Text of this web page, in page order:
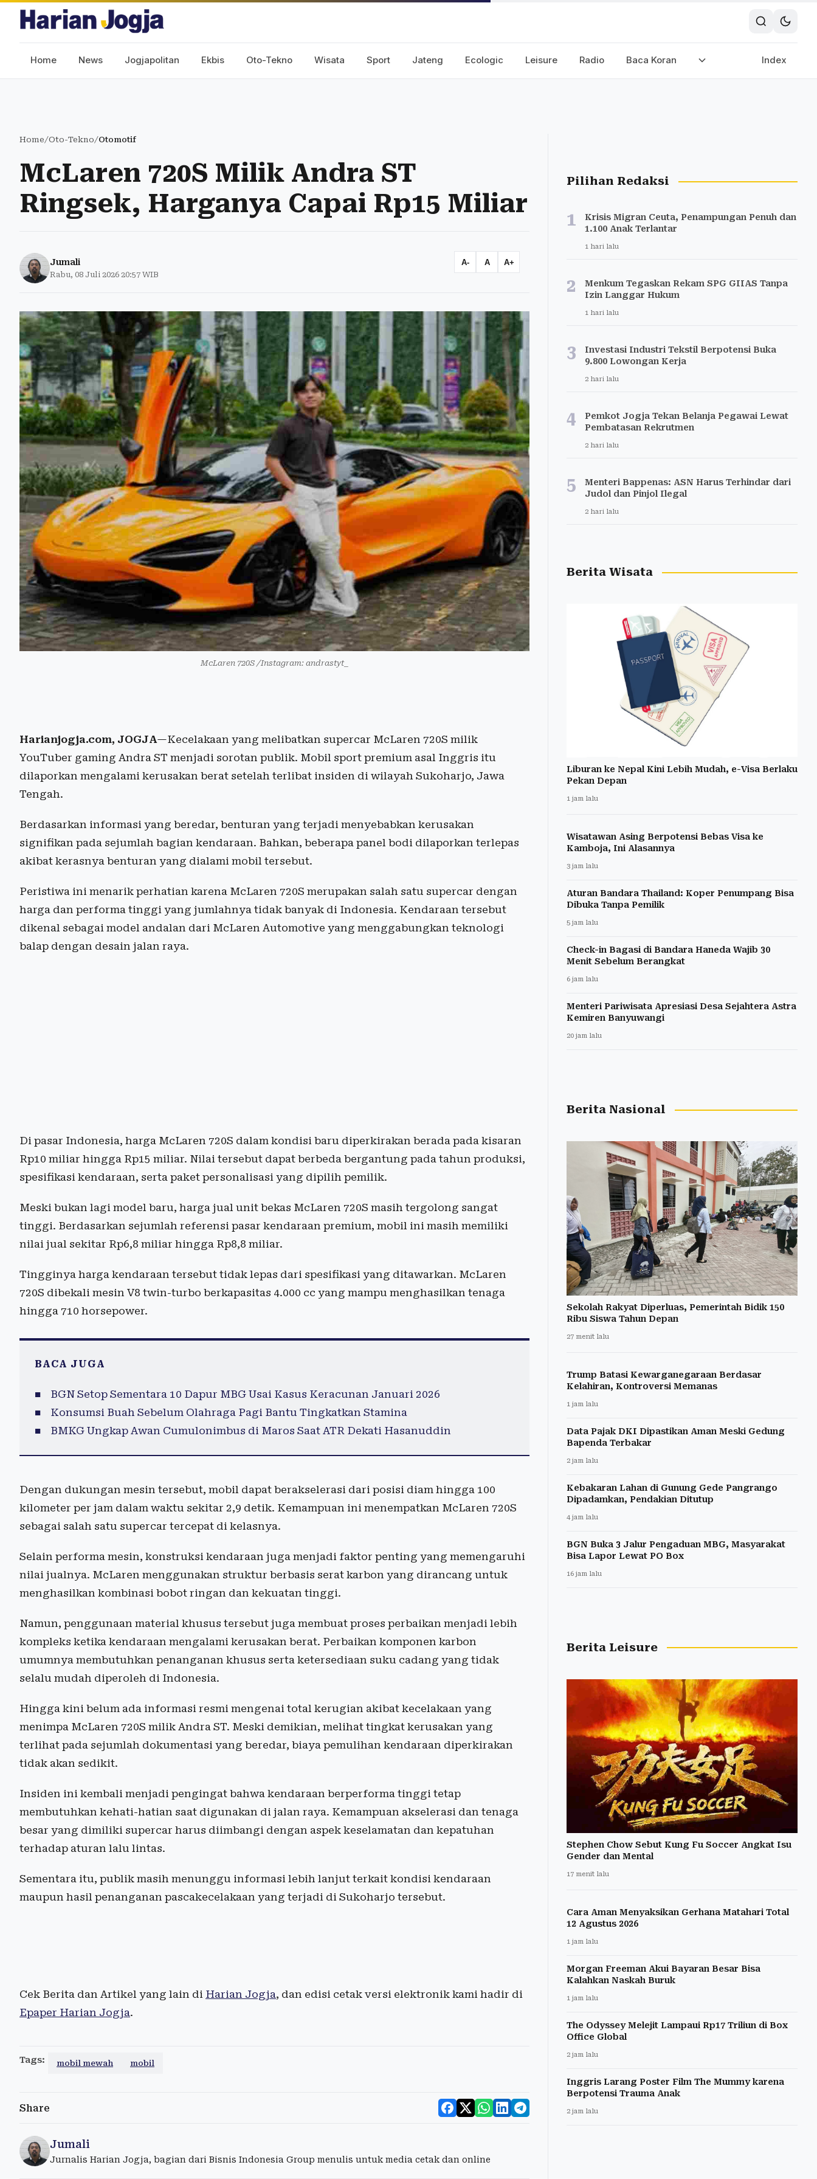
Home News Jogjapolitan Ekbis Oto-Tekno Wisata Sport Jateng Ecologic Leisure Radio Baca Koran Index
Home/Oto-Tekno/Otomotif
McLaren 720S Milik Andra ST
Ringsek, Harganya Capai Rp15 Miliar
Jumali
Rabu, 08 Juli 2026 20:57 WIB
A- A A+
McLaren 720S /Instagram: andrastyt_
Harianjogja.com, JOGJA—Kecelakaan yang melibatkan supercar McLaren 720S milik
YouTuber gaming Andra ST menjadi sorotan publik. Mobil sport premium asal Inggris itu
dilaporkan mengalami kerusakan berat setelah terlibat insiden di wilayah Sukoharjo, Jawa
Tengah.
Berdasarkan informasi yang beredar, benturan yang terjadi menyebabkan kerusakan
signifikan pada sejumlah bagian kendaraan. Bahkan, beberapa panel bodi dilaporkan terlepas
akibat kerasnya benturan yang dialami mobil tersebut.
Peristiwa ini menarik perhatian karena McLaren 720S merupakan salah satu supercar dengan
harga dan performa tinggi yang jumlahnya tidak banyak di Indonesia. Kendaraan tersebut
dikenal sebagai model andalan dari McLaren Automotive yang menggabungkan teknologi
balap dengan desain jalan raya.
Di pasar Indonesia, harga McLaren 720S dalam kondisi baru diperkirakan berada pada kisaran
Rp10 miliar hingga Rp15 miliar. Nilai tersebut dapat berbeda bergantung pada tahun produksi,
spesifikasi kendaraan, serta paket personalisasi yang dipilih pemilik.
Meski bukan lagi model baru, harga jual unit bekas McLaren 720S masih tergolong sangat
tinggi. Berdasarkan sejumlah referensi pasar kendaraan premium, mobil ini masih memiliki
nilai jual sekitar Rp6,8 miliar hingga Rp8,8 miliar.
Tingginya harga kendaraan tersebut tidak lepas dari spesifikasi yang ditawarkan. McLaren
720S dibekali mesin V8 twin-turbo berkapasitas 4.000 cc yang mampu menghasilkan tenaga
hingga 710 horsepower.
BACA JUGA
BGN Setop Sementara 10 Dapur MBG Usai Kasus Keracunan Januari 2026
Konsumsi Buah Sebelum Olahraga Pagi Bantu Tingkatkan Stamina
BMKG Ungkap Awan Cumulonimbus di Maros Saat ATR Dekati Hasanuddin
Dengan dukungan mesin tersebut, mobil dapat berakselerasi dari posisi diam hingga 100
kilometer per jam dalam waktu sekitar 2,9 detik. Kemampuan ini menempatkan McLaren 720S
sebagai salah satu supercar tercepat di kelasnya.
Selain performa mesin, konstruksi kendaraan juga menjadi faktor penting yang memengaruhi
nilai jualnya. McLaren menggunakan struktur berbasis serat karbon yang dirancang untuk
menghasilkan kombinasi bobot ringan dan kekuatan tinggi.
Namun, penggunaan material khusus tersebut juga membuat proses perbaikan menjadi lebih
kompleks ketika kendaraan mengalami kerusakan berat. Perbaikan komponen karbon
umumnya membutuhkan penanganan khusus serta ketersediaan suku cadang yang tidak
selalu mudah diperoleh di Indonesia.
Hingga kini belum ada informasi resmi mengenai total kerugian akibat kecelakaan yang
menimpa McLaren 720S milik Andra ST. Meski demikian, melihat tingkat kerusakan yang
terlihat pada sejumlah dokumentasi yang beredar, biaya pemulihan kendaraan diperkirakan
tidak akan sedikit.
Insiden ini kembali menjadi pengingat bahwa kendaraan berperforma tinggi tetap
membutuhkan kehati-hatian saat digunakan di jalan raya. Kemampuan akselerasi dan tenaga
besar yang dimiliki supercar harus diimbangi dengan aspek keselamatan dan kepatuhan
terhadap aturan lalu lintas.
Sementara itu, publik masih menunggu informasi lebih lanjut terkait kondisi kendaraan
maupun hasil penanganan pascakecelakaan yang terjadi di Sukoharjo tersebut.
Cek Berita dan Artikel yang lain di Harian Jogja, dan edisi cetak versi elektronik kami hadir di
Epaper Harian Jogja.
Tags: mobil mewah mobil
Share
Jumali
Jurnalis Harian Jogja, bagian dari Bisnis Indonesia Group menulis untuk media cetak dan online
Pilihan Redaksi
1
Krisis Migran Ceuta, Penampungan Penuh dan
1.100 Anak Terlantar
1 hari lalu
2
Menkum Tegaskan Rekam SPG GIIAS Tanpa
Izin Langgar Hukum
1 hari lalu
3
Investasi Industri Tekstil Berpotensi Buka
9.800 Lowongan Kerja
2 hari lalu
4
Pemkot Jogja Tekan Belanja Pegawai Lewat
Pembatasan Rekrutmen
2 hari lalu
5
Menteri Bappenas: ASN Harus Terhindar dari
Judol dan Pinjol Ilegal
2 hari lalu
Berita Wisata
Liburan ke Nepal Kini Lebih Mudah, e-Visa Berlaku
Pekan Depan
1 jam lalu
Wisatawan Asing Berpotensi Bebas Visa ke
Kamboja, Ini Alasannya
3 jam lalu
Aturan Bandara Thailand: Koper Penumpang Bisa
Dibuka Tanpa Pemilik
5 jam lalu
Check-in Bagasi di Bandara Haneda Wajib 30
Menit Sebelum Berangkat
6 jam lalu
Menteri Pariwisata Apresiasi Desa Sejahtera Astra
Kemiren Banyuwangi
20 jam lalu
Berita Nasional
Sekolah Rakyat Diperluas, Pemerintah Bidik 150
Ribu Siswa Tahun Depan
27 menit lalu
Trump Batasi Kewarganegaraan Berdasar
Kelahiran, Kontroversi Memanas
1 jam lalu
Data Pajak DKI Dipastikan Aman Meski Gedung
Bapenda Terbakar
2 jam lalu
Kebakaran Lahan di Gunung Gede Pangrango
Dipadamkan, Pendakian Ditutup
4 jam lalu
BGN Buka 3 Jalur Pengaduan MBG, Masyarakat
Bisa Lapor Lewat PO Box
16 jam lalu
Berita Leisure
Stephen Chow Sebut Kung Fu Soccer Angkat Isu
Gender dan Mental
17 menit lalu
Cara Aman Menyaksikan Gerhana Matahari Total
12 Agustus 2026
1 jam lalu
Morgan Freeman Akui Bayaran Besar Bisa
Kalahkan Naskah Buruk
1 jam lalu
The Odyssey Melejit Lampaui Rp17 Triliun di Box
Office Global
2 jam lalu
Inggris Larang Poster Film The Mummy karena
Berpotensi Trauma Anak
2 jam lalu